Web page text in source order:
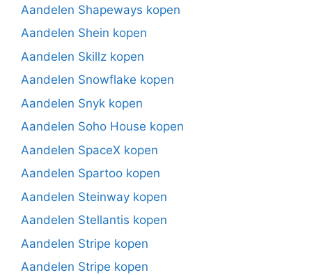
Aandelen Shapeways kopen
Aandelen Shein kopen
Aandelen Skillz kopen
Aandelen Snowflake kopen
Aandelen Snyk kopen
Aandelen Soho House kopen
Aandelen SpaceX kopen
Aandelen Spartoo kopen
Aandelen Steinway kopen
Aandelen Stellantis kopen
Aandelen Stripe kopen
Aandelen Stripe kopen